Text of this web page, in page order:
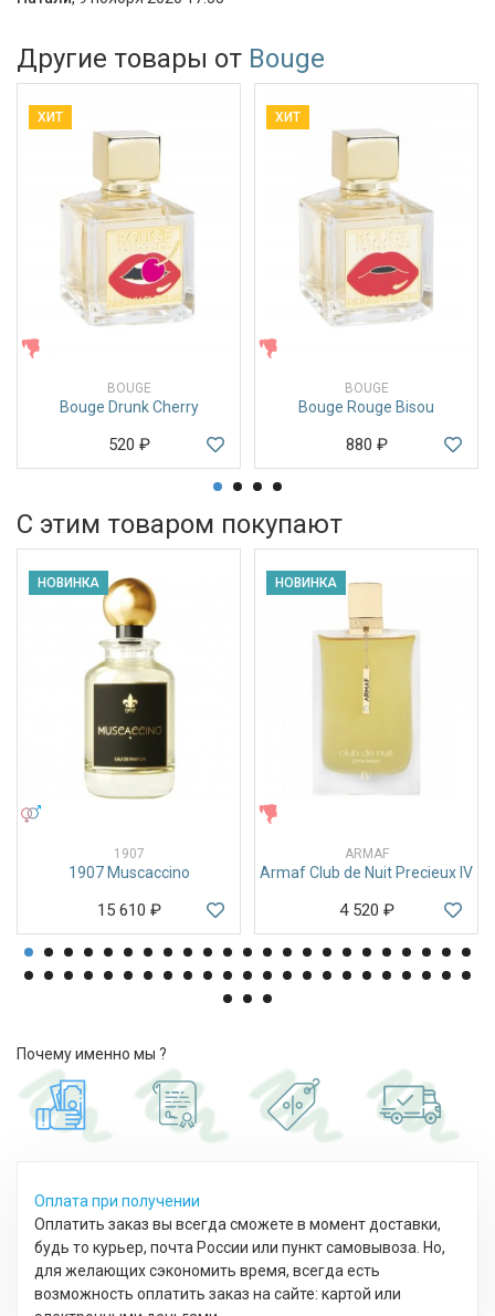
Другие товары от Bouge
ХИТ
BOUGE
Bouge Drunk Cherry
520 ₽
ХИТ
BOUGE
Bouge Rouge Bisou
880 ₽
С этим товаром покупают
НОВИНКА
1907
1907 Muscaccino
15 610 ₽
НОВИНКА
ARMAF
Armaf Club de Nuit Precieux IV
4 520 ₽
Почему именно мы ?
Оплата при получении
Оплатить заказ вы всегда сможете в момент доставки,
будь то курьер, почта России или пункт самовывоза. Но,
для желающих сэкономить время, всегда есть
возможность оплатить заказ на сайте: картой или